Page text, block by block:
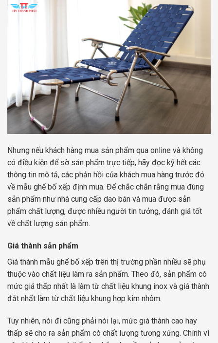
Nhưng nếu khách hàng mua sản phẩm qua online và không
có điều kiện để sờ sản phẩm trực tiếp, hãy đọc kỹ hết các
thông tin mô tả, các phản hồi của khách mua hàng trước đó
về mẫu ghế bố xếp định mua. Để chắc chắn rằng mua đúng
sản phẩm như nhà cung cấp dao bán và mua được sản
phẩm chất lượng, được nhiều người tin tưởng, đánh giá tốt
về chất lượng sản phẩm.
Giá thành sản phẩm
Giá thành mẫu ghế bố xếp trên thị trường phần nhiều sẽ phụ
thuộc vào chất liệu làm ra sản phẩm. Theo đó, sản phẩm có
mức giá thấp nhất là làm từ chất liệu khung inox và giá thành
đắt nhất làm từ chất liệu khung hợp kim nhôm.
Tuy nhiên, nói đi cũng phải nói lại, mức giá thành cao hay
thấp sẽ cho ra sản phẩm có chất lượng tương xứng. Chính vì